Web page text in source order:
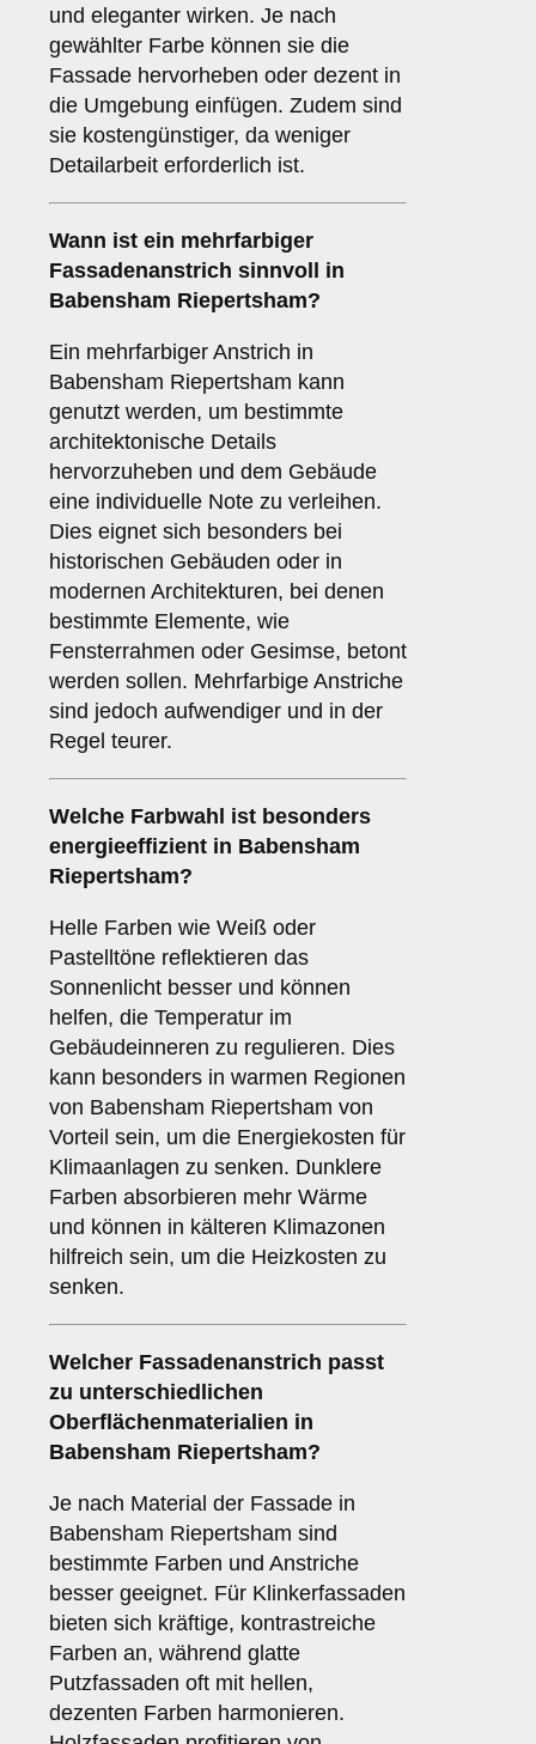
und eleganter wirken. Je nach
gewählter Farbe können sie die
Fassade hervorheben oder dezent in
die Umgebung einfügen. Zudem sind
sie kostengünstiger, da weniger
Detailarbeit erforderlich ist.
Wann ist ein mehrfarbiger
Fassadenanstrich sinnvoll in
Babensham Riepertsham?
Ein mehrfarbiger Anstrich in
Babensham Riepertsham kann
genutzt werden, um bestimmte
architektonische Details
hervorzuheben und dem Gebäude
eine individuelle Note zu verleihen.
Dies eignet sich besonders bei
historischen Gebäuden oder in
modernen Architekturen, bei denen
bestimmte Elemente, wie
Fensterrahmen oder Gesimse, betont
werden sollen. Mehrfarbige Anstriche
sind jedoch aufwendiger und in der
Regel teurer.
Welche Farbwahl ist besonders
energieeffizient in Babensham
Riepertsham?
Helle Farben wie Weiß oder
Pastelltöne reflektieren das
Sonnenlicht besser und können
helfen, die Temperatur im
Gebäudeinneren zu regulieren. Dies
kann besonders in warmen Regionen
von Babensham Riepertsham von
Vorteil sein, um die Energiekosten für
Klimaanlagen zu senken. Dunklere
Farben absorbieren mehr Wärme
und können in kälteren Klimazonen
hilfreich sein, um die Heizkosten zu
senken.
Welcher Fassadenanstrich passt
zu unterschiedlichen
Oberflächenmaterialien in
Babensham Riepertsham?
Je nach Material der Fassade in
Babensham Riepertsham sind
bestimmte Farben und Anstriche
besser geeignet. Für Klinkerfassaden
bieten sich kräftige, kontrastreiche
Farben an, während glatte
Putzfassaden oft mit hellen,
dezenten Farben harmonieren.